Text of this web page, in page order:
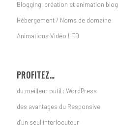
Blogging, création et animation blog
Hébergement / Noms de domaine
Animations Vidéo LED
PROFITEZ…
du meilleur outil : WordPress
des avantages du Responsive
d’un seul interlocuteur